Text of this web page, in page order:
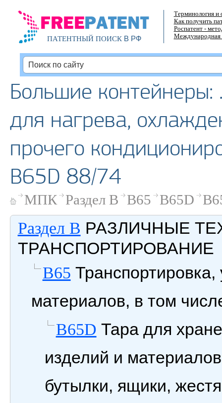
ПАТЕНТНЫЙ ПОИСКВ РФ
Терминология и
Как получить
Роспатент -
Международная
Большие контейнеры:
для нагрева,
прочего
B65D 88/74
МПК Раздел B B65 B65D
Раздел B РАЗЛИЧНЫЕ
ТРАНСПОРТИРОВАНИЕ
B65 Транспортировка,
материалов, в том
B65D Тара для
изделий и
бутылки, ящики,